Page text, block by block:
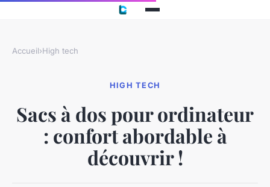
Accueil›High tech
HIGH TECH
Sacs à dos pour ordinateur
: confort abordable à
découvrir !